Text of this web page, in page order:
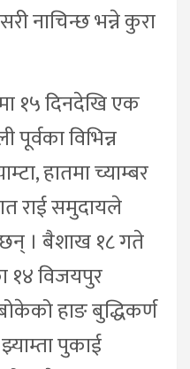
नाचिन्छ भन्ने कुरा
१५ दिनदेखि एक
विभिन्न
हातमा च्याम्बर
राई समुदायले
। बैशाख १८ गते
१४ विजयपुर
हाङ बुद्धिकर्ण
पुकाई